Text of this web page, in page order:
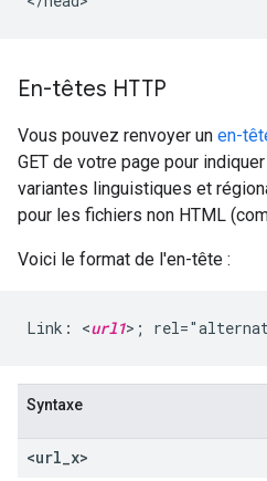
En-têtes HTTP
Vous pouvez renvoyer un en-
GET de votre page pour
variantes linguistiques et
pour les fichiers non HTML
Voici le format de l'en-tête :
Link: <url1>;
Syntaxe
<url x>